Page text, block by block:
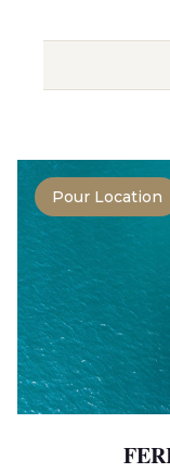
Pour Location